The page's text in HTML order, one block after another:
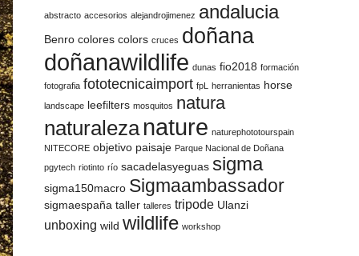
abstracto accesorios alejandrojimenez andalucia
Benro colores colors cruces doñana
doñanawildlife dunas fio2018 formación
fotografia fototecnicaimport fpL herranientas horse
landscape leefilters mosquitos natura
naturaleza nature naturephototourspain
NITECORE objetivo paisaje Parque Nacional de Doñana
pgytech riotinto río sacadelasyeguas sigma
sigma150macro Sigmaambassador
sigmaespaña taller talleres tripode Ulanzi
unboxing wild wildlife workshop